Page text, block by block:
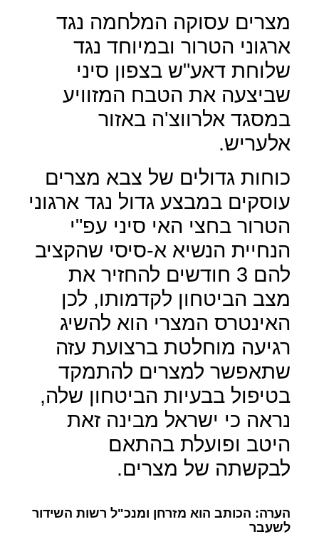
מצרים עסוקה המלחמה נגד
ארגוני הטרור ובמיוחד נגד
שלוחת דאע"ש בצפון סיני
שביצעה את הטבח המזוויע
במסגד אלרווצ'ה באזור
אלעריש.
כוחות גדולים של צבא מצרים
עוסקים במבצע גדול נגד ארגוני
הטרור בחצי האי סיני עפ"י
הנחיית הנשיא א-סיסי שהקציב
להם 3 חודשים להחזיר את
מצב הביטחון לקדמותו, לכן
האינטרס המצרי הוא להשיג
רגיעה מוחלטת ברצועת עזה
שתאפשר למצרים להתמקד
בטיפול בבעיות הביטחון שלה,
נראה כי ישראל מבינה זאת
היטב ופועלת בהתאם
לבקשתה של מצרים.
הערה: הכותב הוא מזרחן ומנכ"ל רשות השידור
לשעבר